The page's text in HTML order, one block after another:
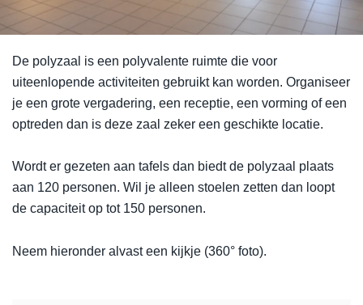
De polyzaal is een polyvalente ruimte die voor
uiteenlopende activiteiten gebruikt kan worden. Organiseer
je een grote vergadering, een receptie, een vorming of een
optreden dan is deze zaal zeker een geschikte locatie.
Wordt er gezeten aan tafels dan biedt de polyzaal plaats
aan 120 personen. Wil je alleen stoelen zetten dan loopt
de capaciteit op tot 150 personen.
Neem hieronder alvast een kijkje (360° foto).